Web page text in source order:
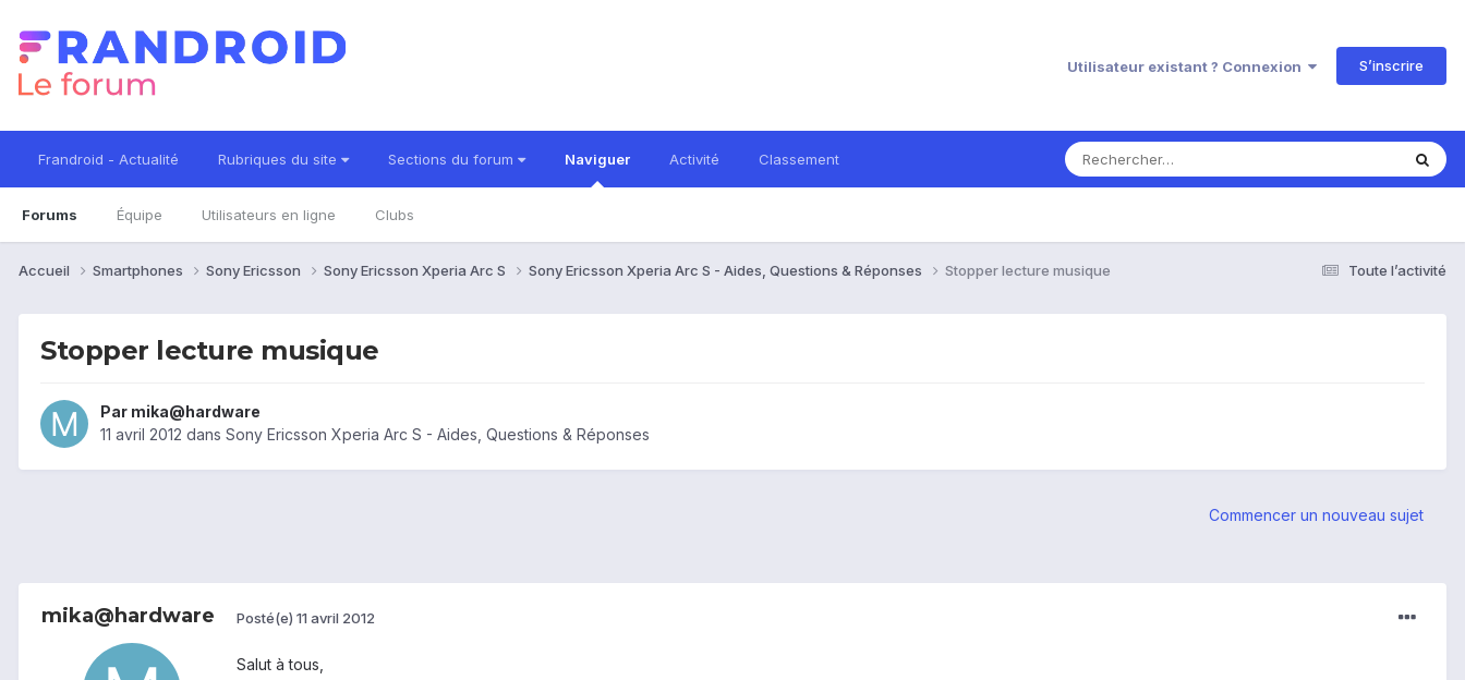
Utilisateur existant ? Connexion S’inscrire
Frandroid - Actualité Rubriques du site Sections du forum Naviguer
Forums Équipe Utilisateurs en ligne Clubs
Activité Classement
Toute l’activité
Accueil Smartphones Sony Ericsson Sony Ericsson Xperia Arc S Sony Ericsson Xperia Arc S - Aides, Questions & Réponses Stopper lecture musique
Stopper lecture musique
Par mika@hardware
11 avril 2012 dans Sony Ericsson Xperia Arc S - Aides, Questions & Réponses
Commencer un nouveau sujet
mika@hardware Posté(e) 11 avril 2012
Salut à tous,